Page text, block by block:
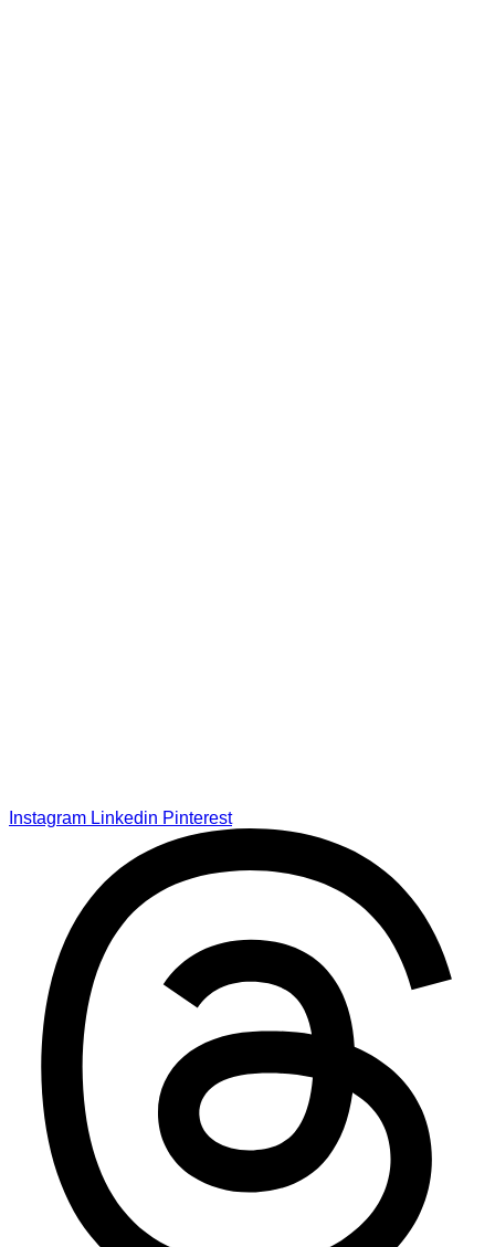
Instagram Linkedin Pinterest